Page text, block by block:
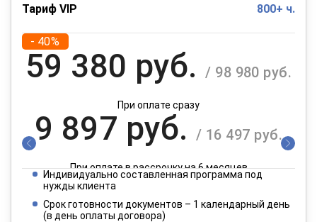
Тариф VIP 800+ ч.
- 40%
59 380 руб. / 98 980 руб.
При оплате сразу
9 897 руб. / 16 497 руб.
При оплате в рассрочку на 6 месяцев
4 949 руб. / 8 249 руб.
Индивидуально составленная программа под
нужды клиента
Срок готовности документов – 1 календарный день
(в день оплаты договора)